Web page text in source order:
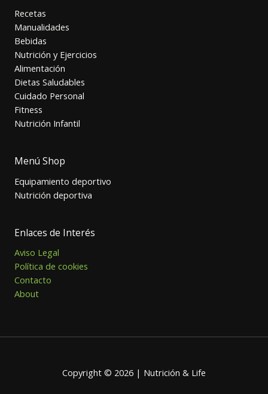
Recetas
Manualidades
Bebidas
Nutrición y Ejercicios
Alimentación
Dietas Saludables
Cuidado Personal
Fitness
Nutrición Infantil
Menú Shop
Equipamiento deportivo
Nutrición deportiva
Enlaces de Interés
Aviso Legal
Política de cookies
Contacto
About
Copyright © 2026 | Nutrición & Life